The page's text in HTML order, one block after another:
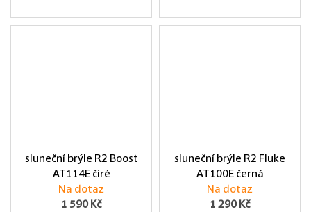
sluneční brýle R2 Boost
AT114E čiré
Na dotaz
1 590 Kč
sluneční brýle R2 Fluke
AT100E černá
Na dotaz
1 290 Kč